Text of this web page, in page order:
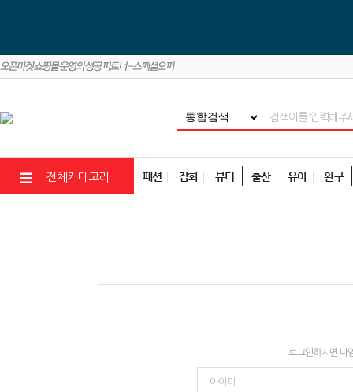
전체카테고리 패션 잡화 뷰티 출산 유아 완구
로그인하시면 다